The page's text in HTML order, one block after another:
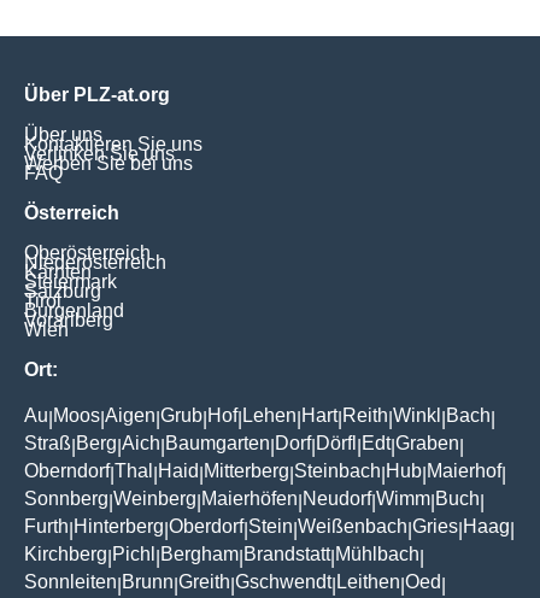
Über PLZ-at.org
Über uns
Kontaktieren Sie uns
Verlinken Sie uns
Werben Sie bei uns
FAQ
Österreich
Oberösterreich
Niederösterreich
Kärnten
Steiermark
Salzburg
Tirol
Burgenland
Vorarlberg
Wien
Ort:
Au Moos Aigen Grub Hof| Lehen Hart| Reith Winkl Bach
Straß Berg Aich Baumgarten Dorf| Dörfl Edt|Graben
Oberndorf|Thal Haid Mitterberg Steinbach Hub Maierhof|
Sonnberg Weinberg Maierhöfen Neudorf|Wimm Buch
Furth Hinterberg Oberdorf| Stein Weißenbach Gries Haag
Kirchberg Pichl Bergham Brandstatt| Mühlbach
Sonnleiten Brunn Greith Gschwendt| Leithen Oed